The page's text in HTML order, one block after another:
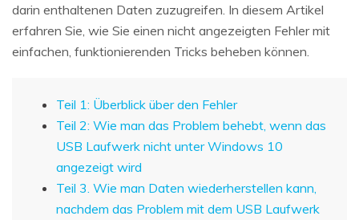
darin enthaltenen Daten zuzugreifen. In diesem Artikel
erfahren Sie, wie Sie einen nicht angezeigten Fehler mit
einfachen, funktionierenden Tricks beheben können.
Teil 1: Überblick über den Fehler
Teil 2: Wie man das Problem behebt, wenn das
USB Laufwerk nicht unter Windows 10
angezeigt wird
Teil 3. Wie man Daten wiederherstellen kann,
nachdem das Problem mit dem USB Laufwerk